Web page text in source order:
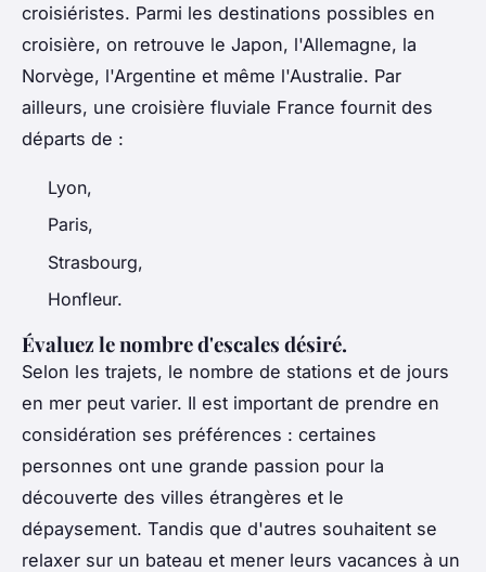
croisiéristes. Parmi les destinations possibles en
croisière, on retrouve le Japon, l'Allemagne, la
Norvège, l'Argentine et même l'Australie. Par
ailleurs, une croisière fluviale France fournit des
départs de :
Lyon,
Paris,
Strasbourg,
Honfleur.
Évaluez le nombre d'escales désiré.
Selon les trajets, le nombre de stations et de jours
en mer peut varier. Il est important de prendre en
considération ses préférences : certaines
personnes ont une grande passion pour la
découverte des villes étrangères et le
dépaysement. Tandis que d'autres souhaitent se
relaxer sur un bateau et mener leurs vacances à un